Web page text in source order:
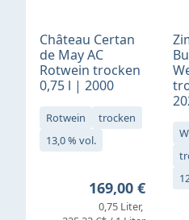
Château Certan
de May AC
Rotwein trocken
0,75 l | 2000
Rotwein
trocken
13,0 % vol.
Regulärer
169,00 €
0,75 Liter